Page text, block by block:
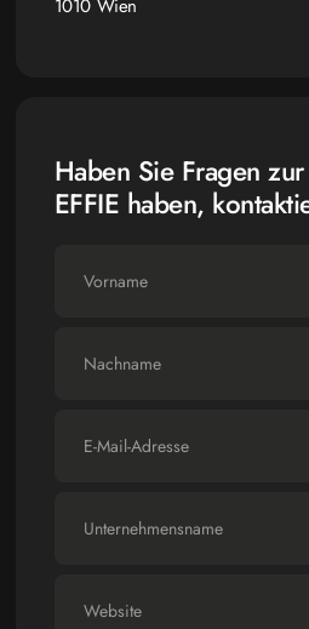
1010 Wien
Haben Sie Fragen
EFFIE haben,